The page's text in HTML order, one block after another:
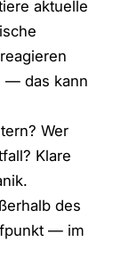
aktuelle
— das kann
Wer
Klare
des
— im